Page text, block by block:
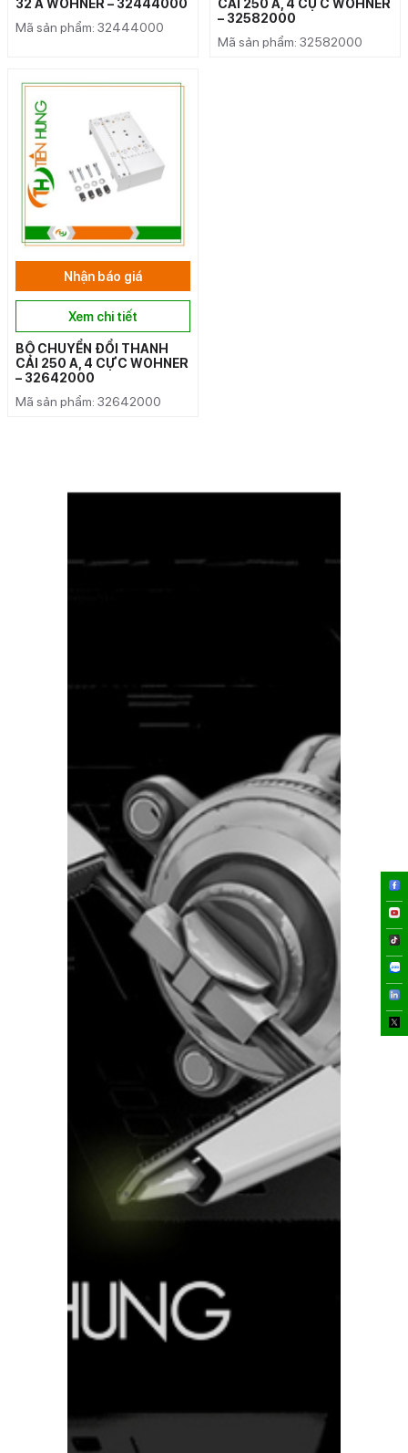
32 A WOHNER – 32444000
Mã sản phẩm: 32444000
CÁI 250 A, 4 CỰC WOHNER
– 32582000
Mã sản phẩm: 32582000
Nhận báo giá
Xem chi tiết
BỘ CHUYỂN ĐỔI THANH
CÁI 250 A, 4 CỰC WOHNER
– 32642000
Mã sản phẩm: 32642000